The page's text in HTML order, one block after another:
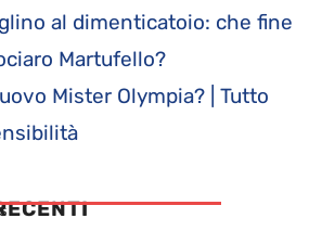
al dimenticatoio: che fine
Martufello?
Mister Olympia? | Tutto